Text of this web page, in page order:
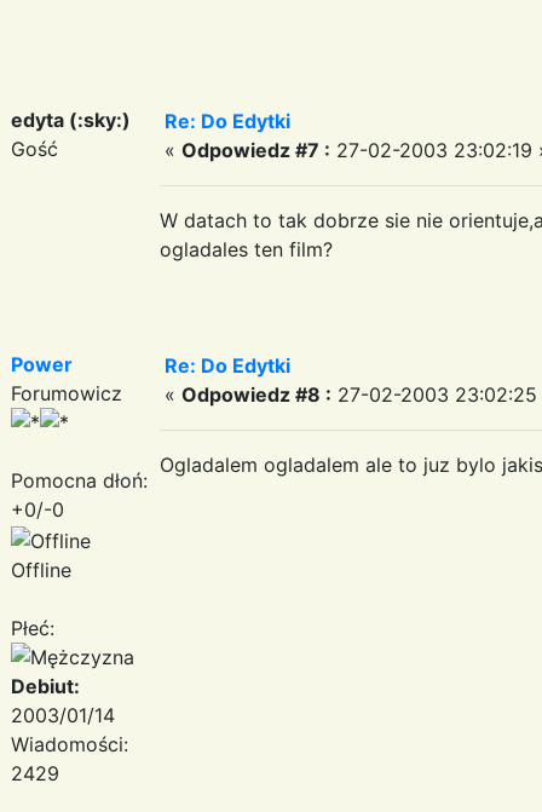
edyta (:sky:)
Gość
Re: Do Edytki
« Odpowiedz #7 : 27-02-2003 23:02:19
W datach to tak dobrze sie nie
ogladales ten film?
Power
Forumowicz
Pomocna dłoń:
+0/-0
Offline
Płeć:
Debiut:
2003/01/14
Wiadomości:
2429
Re: Do Edytki
« Odpowiedz #8 : 27-02-2003 23:02:25
Ogladalem ogladalem ale to juz bylo